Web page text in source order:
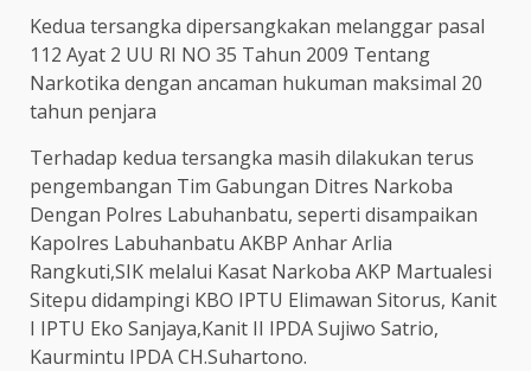
Kedua tersangka dipersangkakan melanggar pasal
112 Ayat 2 UU RI NO 35 Tahun 2009 Tentang
Narkotika dengan ancaman hukuman maksimal 20
tahun penjara
Terhadap kedua tersangka masih dilakukan terus
pengembangan Tim Gabungan Ditres Narkoba
Dengan Polres Labuhanbatu, seperti disampaikan
Kapolres Labuhanbatu AKBP Anhar Arlia
Rangkuti,SIK melalui Kasat Narkoba AKP Martualesi
Sitepu didampingi KBO IPTU Elimawan Sitorus, Kanit
I IPTU Eko Sanjaya,Kanit II IPDA Sujiwo Satrio,
Kaurmintu IPDA CH.Suhartono.